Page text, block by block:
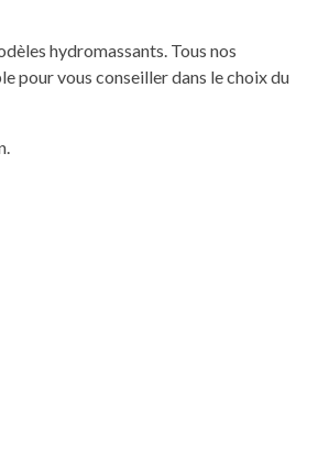
hydromassants. Tous nos
pour vous conseiller dans le choix du